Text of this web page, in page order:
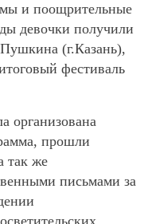
и поощрительные
девочки получили
(г.Казань),
фестиваль
организована
прошли
так же
письмами за